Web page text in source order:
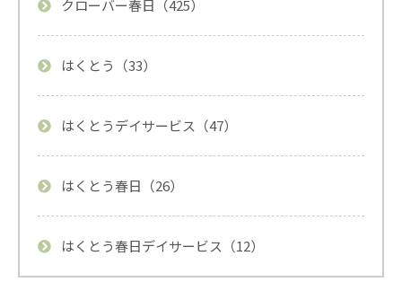
クローバー春日（425）
はくとう（33）
はくとうデイサービス（47）
はくとう春日（26）
はくとう春日デイサービス（12）